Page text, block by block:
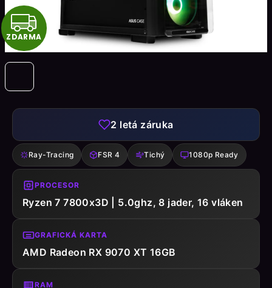
2 letá záruka
Ray-Tracing FSR 4 Tichý 1080p Ready
PROCESOR
Ryzen 7 7800x3D | 5.0ghz, 8 jader, 16 vláken
GRAFICKÁ KARTA
AMD Radeon RX 9070 XT 16GB
RAM
Z
D
A
ZDARMA